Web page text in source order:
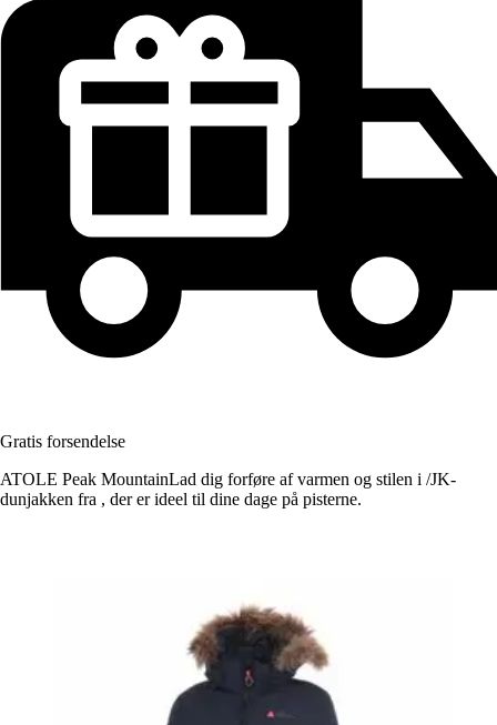
Gratis forsendelse
ATOLE Peak MountainLad dig forføre af varmen og stilen i /JK-
dunjakken fra , der er ideel til dine dage på pisterne.